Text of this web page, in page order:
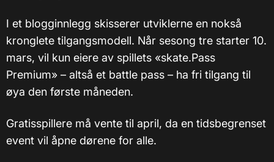
I et blogginnlegg skisserer utviklerne en nokså
kronglete tilgangsmodell. Når sesong tre starter 10.
mars, vil kun eiere av spillets «skate.Pass
Premium» – altså et battle pass – ha fri tilgang til
øya den første måneden.
Gratisspillere må vente til april, da en tidsbegrenset
event vil åpne dørene for alle.